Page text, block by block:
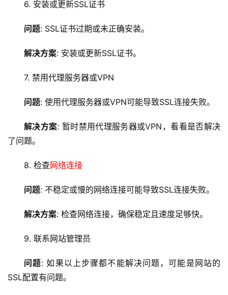
服
安
6. 安装或更新SSL证书
问题: SSL证书过期或未正确安装。
解决方案: 安装或更新SSL证书。
7. 禁用代理服务器或VPN
问题: 使用代理服务器或VPN可能导致SSL连接失败。
解决方案: 暂时禁用代理服务器或VPN，看看是否解决
了问题。
8. 检查网络连接
问题: 不稳定或慢的网络连接可能导致SSL连接失败。
解决方案: 检查网络连接，确保稳定且速度足够快。
9. 联系网站管理员
问题: 如果以上步骤都不能解决问题，可能是网站的
SSL配置有问题。